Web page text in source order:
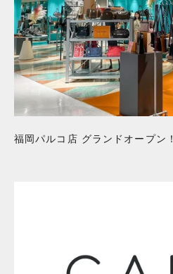
福岡パルコ店 グランドオープン！